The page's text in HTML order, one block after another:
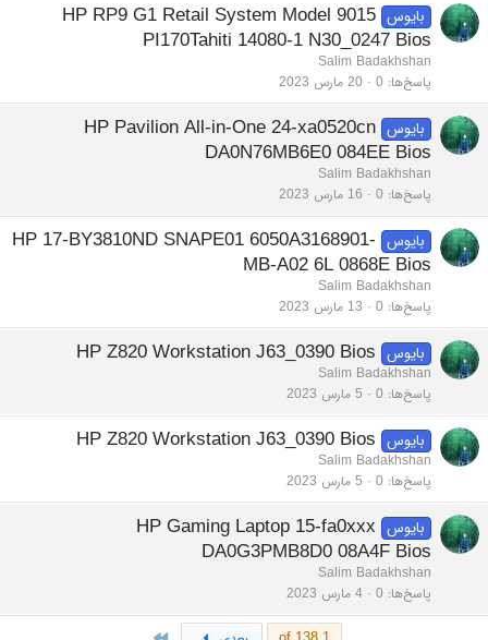
بایوس HP RP9 G1 Retail System Model 9015
PI170Tahiti 14080-1 N30_0247 Bios
Salim Badakhshan
پاسخ‌ها 0 20 مارس 2023
بایوس HP Pavilion All-in-One 24-xa0520cn
DA0N76MB6E0 084EE Bios
Salim Badakhshan
پاسخ‌ها 0 16 مارس 2023
بایوس HP 17-BY3810ND SNAPE01 6050A3168901-
MB-A02 6L 0868E Bios
Salim Badakhshan
پاسخ‌ها 0 13 مارس 2023
بایوس HP Z820 Workstation J63_0390 Bios
Salim Badakhshan
پاسخ‌ها 0 5 مارس 2023
بایوس HP Z820 Workstation J63_0390 Bios
Salim Badakhshan
پاسخ‌ها 0 5 مارس 2023
بایوس HP Gaming Laptop 15-fa0xxx
DA0G3PMB8D0 08A4F Bios
Salim Badakhshan
پاسخ‌ها 0 4 مارس 2023